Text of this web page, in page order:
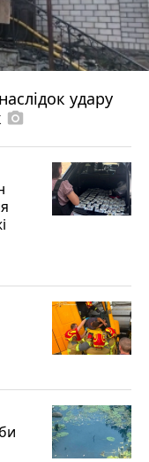
удару
photo_camera